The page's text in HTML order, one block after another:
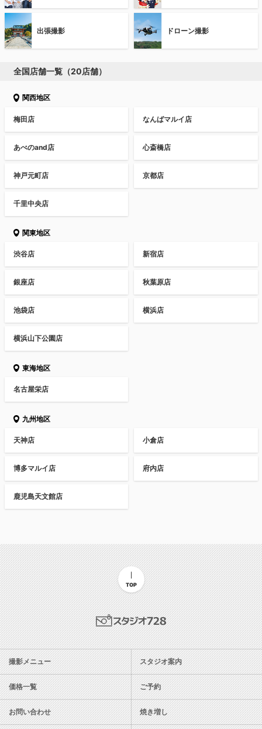
出張撮影 ドローン撮影
全国店舗一覧（20店舗）
関西地区
梅田店 なんばマルイ店
あべのand店 心斎橋店
神戸元町店 京都店
千里中央店
関東地区
渋谷店 新宿店
銀座店 秋葉原店
池袋店 横浜店
横浜山下公園店
東海地区
名古屋栄店
九州地区
天神店 小倉店
博多マルイ店 府内店
鹿児島天文館店
TOP
スタジオ728
撮影メニュー スタジオ案内
価格一覧 ご予約
お問い合わせ 焼き増し